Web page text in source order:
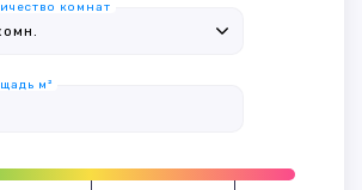
комнат
м²